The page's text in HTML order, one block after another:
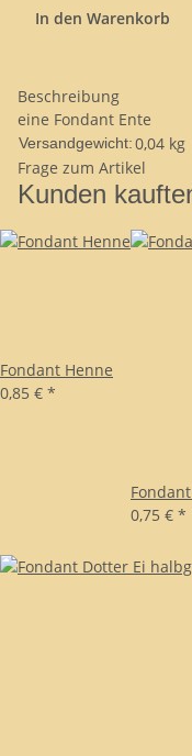
In den Warenkorb
Beschreibung
eine Fondant Ente
Versandgewicht:0,04 kg
Frage zum Artikel
Kunden
Fondant Henne
0,85 € *
0,75 € *